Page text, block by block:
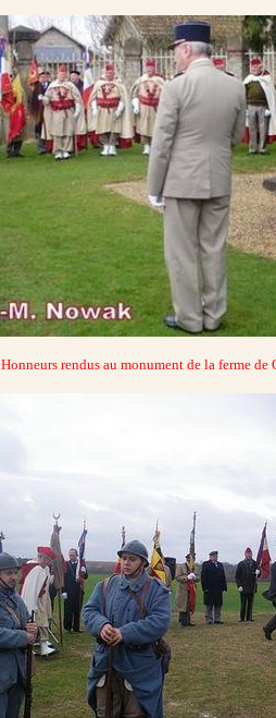
Honneurs rendus au monument de la ferme de